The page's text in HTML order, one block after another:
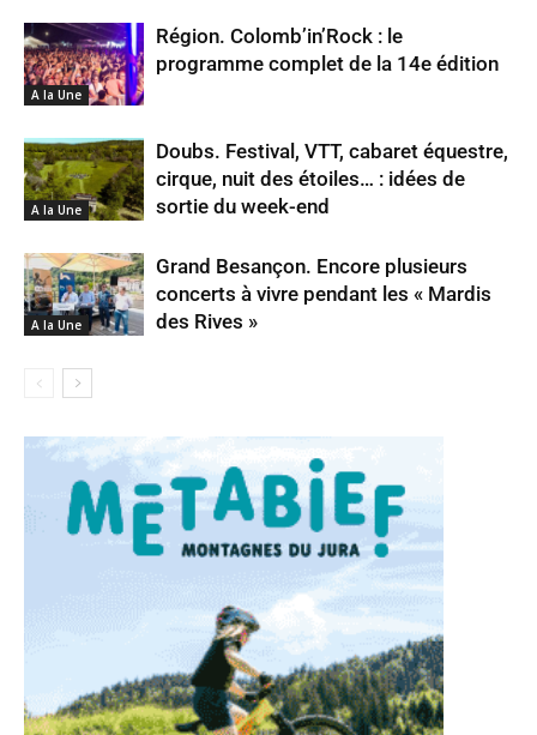
A la Une
Région. Colomb’in’Rock : le
programme complet de la 14e édition
A la Une
Doubs. Festival, VTT, cabaret équestre,
cirque, nuit des étoiles… : idées de
sortie du week-end
A la Une
Grand Besançon. Encore plusieurs
concerts à vivre pendant les « Mardis
des Rives »